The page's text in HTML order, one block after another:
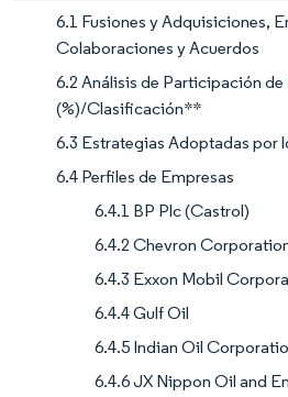
6.1 Fusiones y Adquisiciones,
Colaboraciones y Acuerdos
6.2 Análisis de Participación
(%)/Clasificación**
6.3 Estrategias Adoptadas por
6.4 Perfiles de Empresas
6.4.1 BP Plc (Castrol)
6.4.2 Chevron
6.4.3 Exxon Mobil
6.4.4 Gulf Oil
6.4.5 Indian Oil
6.4.6 JX Nippon Oil and